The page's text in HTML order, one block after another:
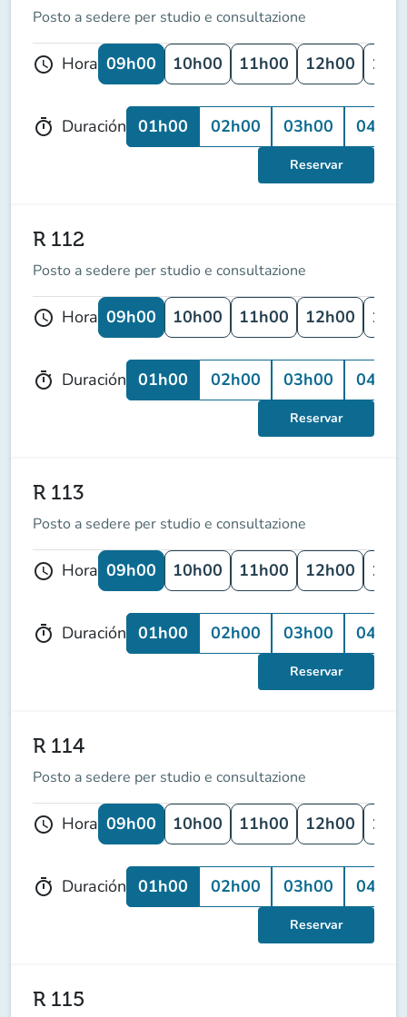
Posto a sedere per studio e consultazione
schedule Hora 09h00 10h00 11h00 12h00
timer Duración 01h00 02h00 03h00 04h00
Reservar
R 112
Posto a sedere per studio e consultazione
schedule Hora 09h00 10h00 11h00 12h00
timer Duración 01h00 02h00 03h00 04h00
Reservar
R 113
Posto a sedere per studio e consultazione
schedule Hora 09h00 10h00 11h00 12h00
timer Duración 01h00 02h00 03h00 04h00
Reservar
R 114
Posto a sedere per studio e consultazione
schedule Hora 09h00 10h00 11h00 12h00
timer Duración 01h00 02h00 03h00 04h00
Reservar
R 115